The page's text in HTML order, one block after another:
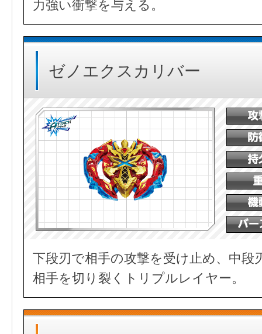
力強い衝撃を与える。
ゼノエクスカリバー
下段刃で相手の攻撃を受け止め、中段
相手を切り裂くトリプルレイヤー。